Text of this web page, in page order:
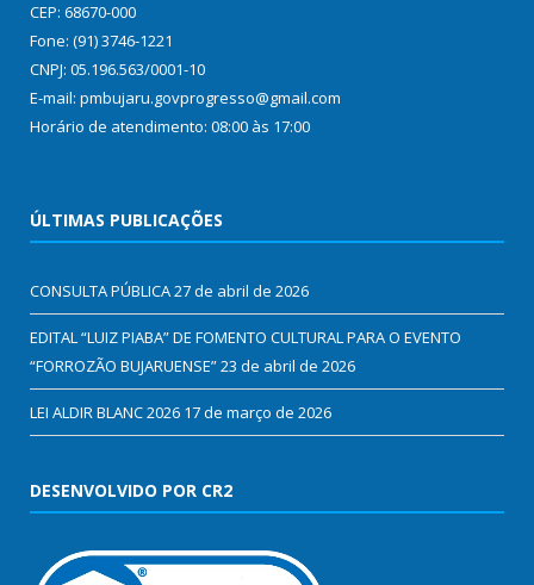
CEP: 68670-000
Fone: (91) 3746-1221
CNPJ: 05.196.563/0001-10
E-mail: pmbujaru.govprogresso@gmail.com
Horário de atendimento: 08:00 às 17:00
ÚLTIMAS PUBLICAÇÕES
CONSULTA PÚBLICA27 de abril de 2026
EDITAL “LUIZ PIABA” DE FOMENTO CULTURAL PARA O EVENTO
“FORROZÃO BUJARUENSE”23 de abril de 2026
LEI ALDIR BLANC 2026 17 de março de 2026
DESENVOLVIDO POR CR2